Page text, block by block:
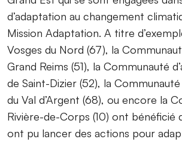
d’adaptation au changement
Mission Adaptation. A titre
Vosges du Nord (67), la
Grand Reims (51), la Communauté
de Saint-Dizier (52), la
du Val d’Argent (68), ou encore la
Rivière-de-Corps (10) ont bénéficié
ont pu lancer des actions pour